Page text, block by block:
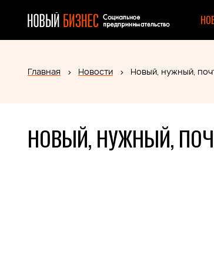
Главная Новости Новый, нужный,
НОВЫЙ, НУЖНЫЙ,